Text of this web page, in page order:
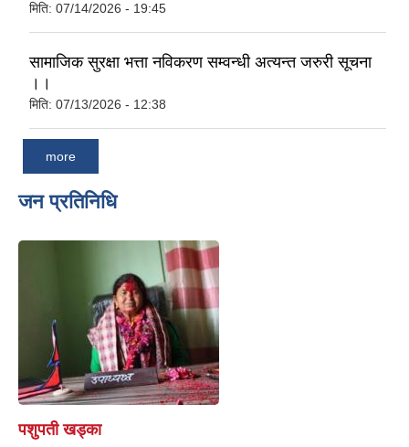
मिति: 07/14/2026 - 19:45
सामाजिक सुरक्षा भत्ता नविकरण सम्वन्धी अत्यन्त जरुरी सूचना
।।
मिति: 07/13/2026 - 12:38
more
जन प्रतिनिधि
पशुपती खड्का